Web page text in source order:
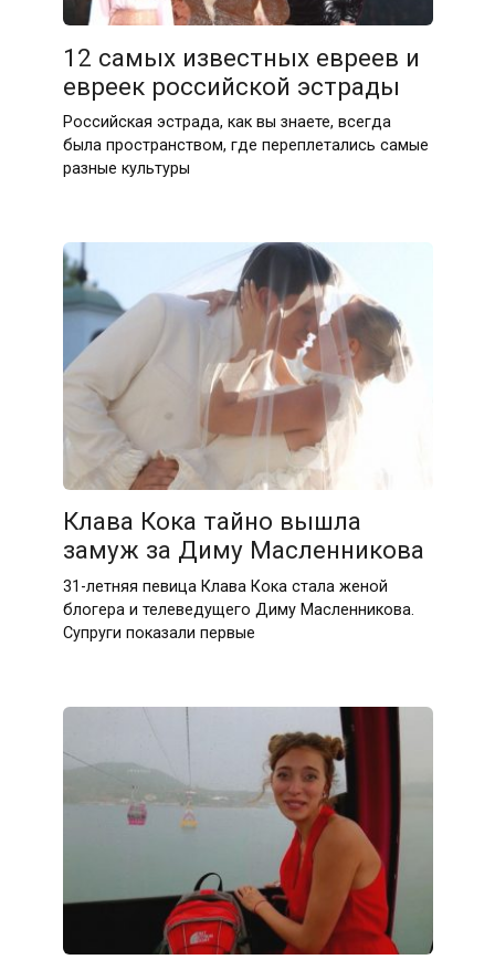
12 самых известных евреев и
евреек российской эстрады
Российская эстрада, как вы знаете, всегда
была пространством, где переплетались самые
разные культуры
Клава Кока тайно вышла
замуж за Диму Масленникова
31-летняя певица Клава Кока стала женой
блогера и телеведущего Диму Масленникова.
Супруги показали первые